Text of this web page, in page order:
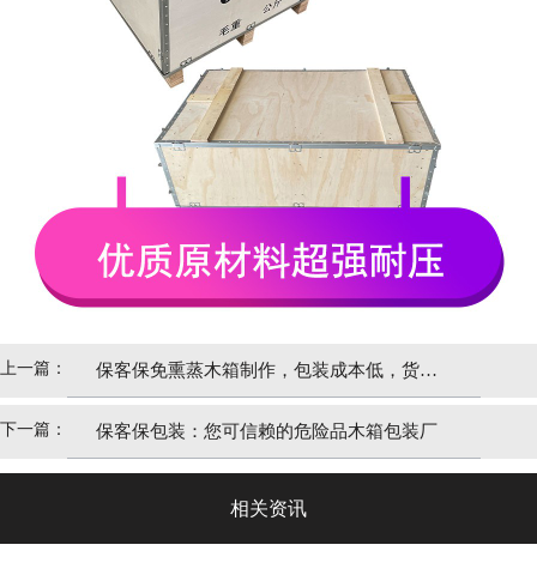
上一篇： 保客保免熏蒸木箱制作，包装成本低，货物
出口的明智选择！
下一篇： 保客保包装：您可信赖的危险品木箱包装厂
相关资讯